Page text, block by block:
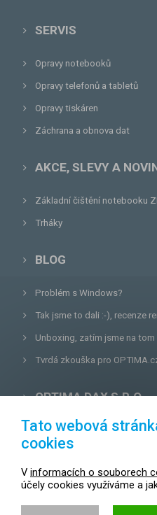
SERVIS
Opravy notebooků
Opravy telefonů a tabletů
Opravy tiskáren
Záchrana a obnova dat
AKCE, SLEVY A
Základní čištění notebooku
Trháky
BLOG
Problém s Windows?
Tak jsme to dali :-), recenze
Unboxing, zatím jsme na tom
Tvrdá zkouška pro
OPTIMA DAX S.R.O.
Lazecká 46/3, 779 00
Zákaznická linka: +420 587
Tato webová
cookies
V informacích o souborech
účely cookies využíváme a